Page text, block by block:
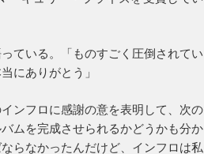
ている。「ものすごく圧倒されてい
にありがとう」
ンフロに感謝の意を表明して、次の
ムを完成させられるかどうかも分か
らなかったんだけど、インフロは私